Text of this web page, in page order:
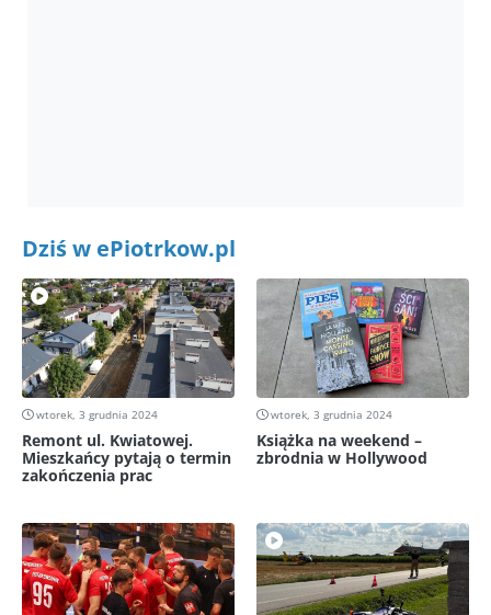
Dziś w ePiotrkow.pl
wtorek, 3 grudnia 2024
Remont ul. Kwiatowej.
Mieszkańcy pytają o termin
zakończenia prac
wtorek, 3 grudnia 2024
Książka na weekend –
zbrodnia w Hollywood